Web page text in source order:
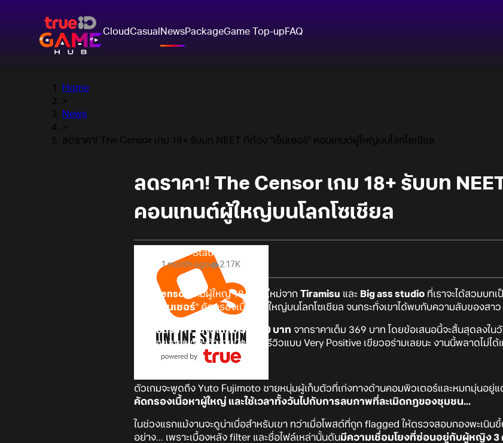
CloudCasual NewsPackageGame Top-upFAQ
Home
>
News
>
ลดราคา! The Censor เกม 18+ รับบท NEET ที่ต้อง "เซ็นเซอร์" คอนเทนต์ผู้ใหญ่บนโลกโซเชียล
ลดราคา! The Censor เกม 18+ รับบท
คอนเทนต์ผู้ใหญ่บนโลกโซเชียล
Online Station
1 month ago 2.17K
The Censor เกมผู้ใหญ่ 18+ เกมใหม่จาก Tiramisu และ Big ass studio ที่เราจะได้สวมบท
เซ็นเซอร์" คัดกรองเนื้อหาผู้ใหญ่บนโลกโซเชียล จนกระทั่งเขาได้พบกับความลับของสา
ลดราคา 10% เหลือ 332.10 บาท จากราคาเต็ม 369 บาท โดยข้อเสนอนี้จะสิ้นสุดลงใน
กดด่วนเลย เพราะตัวเกมมีคะแนนรีวิวแบบ Very Positive เขียวอร่ามเลยนะ งานนี้พลาดไม่ได้
ตัวเกมจะพูดถึง Yuto Fujimoto ชายหนุ่มผู้เก็บตัวที่เก่งทางด้านคอมพิวเตอร์และหมกมุ่นอยู่แ
คัดกรองเนื้อหาผู้ใหญ่ และใช้เวลาทั้งวันไปกับการลบภาพที่ละเมิดกฎของชุมชน...
ในช่วงแรกแม้งานจะดูน่าเบื่อสำหรับเขา ทว่าเมื่อโพสต์ที่ถูก flagged ให้ตรวจสอบกองพะเนินขึ้
อย่าง... เพราะเบื้องหลัง filter และชื่อไฟล์เหล่านั้นดันมีความเชื่อมโยงที่ซ่อนอยู่กับผู้หญิง 3